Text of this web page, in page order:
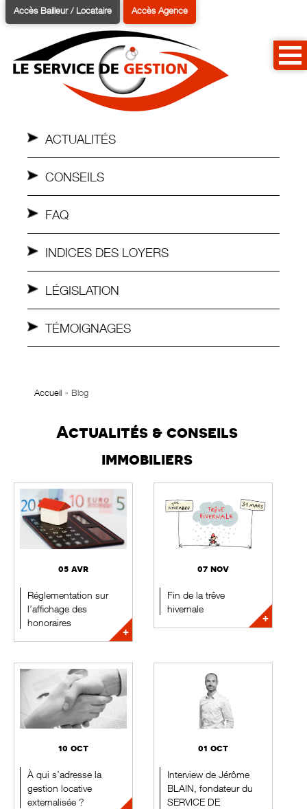
Accès Bailleur / Locataire Accès Agence
ACTUALITÉS
CONSEILS
FAQ
INDICES DES LOYERS
LÉGISLATION
TÉMOIGNAGES
Accueil » Blog
Actualités & conseils
immobiliers
05 avr
Réglementation sur
l’affichage des
honoraires
07 nov
Fin de la trêve
hivernale
10 oct
À qui s’adresse la
gestion locative
externalisée ?
01 oct
Interview de Jérôme
BLAIN, fondateur du
SERVICE DE